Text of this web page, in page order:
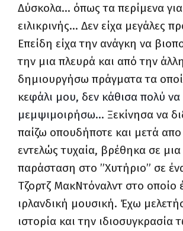
Δύσκολα… όπως τα περίμενα για
ειλικρινής… Δεν είχα μεγάλες
Επείδη είχα την ανάγκη να
την μια πλευρά και από την
δημιουργήσω πράγματα τα
κεφάλι μου, δεν κάθισα πολύ να
μεμψιμοιρήσω… Ξεκίνησα να
παίζω οπουδήποτε και μετά
εντελώς τυχαία, βρέθηκα σε μια
παράσταση στο ”Χυτήριο” σε
Τζορτζ ΜακΝτόναλντ στο οποίο
ιρλανδική μουσική. Έχω
ιστορία και την ιδιοσυγκρασία